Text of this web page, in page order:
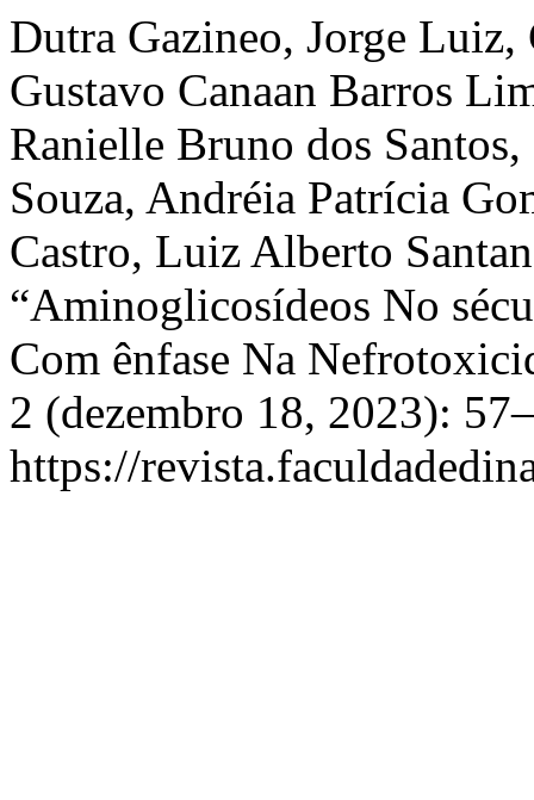
Dutra Gazineo, Jorge
Gustavo Canaan Barros
Ranielle Bruno dos
Souza, Andréia Patrícia
Castro, Luiz Alberto
“Aminoglicosídeos No
Com ênfase Na
2 (dezembro 18, 2023):
https://